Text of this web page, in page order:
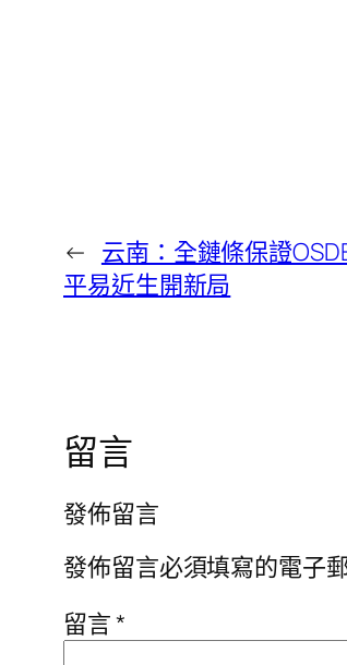
← 云南：全鏈條保證
平易近生開新局
留言
發佈留言
發佈留言必須填寫的電子
留言*